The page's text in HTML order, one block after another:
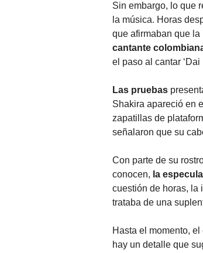
Sin embargo, lo que
la música. Horas
que afirmaban que la
cantante
el paso al cantar
Las pruebas
Shakira apareció en
zapatillas de
señalaron que su
Con parte de su
conocen, la
cuestión de horas, la
trataba de una
Hasta el momento,
hay un detalle que